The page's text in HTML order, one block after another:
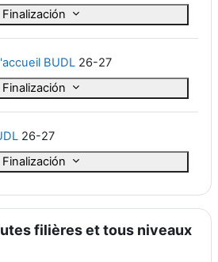
Finalización
Finalización
BUDL 26-27
Finalización
26-27
filières et tous niveaux